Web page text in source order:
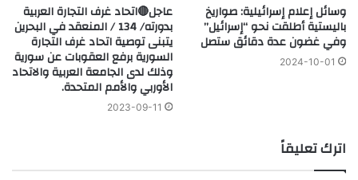
وسائل إعلام إسرائيلية: صواريخ
باليستية أطلقت نحو “إسرائيل”
وفي غضون عدة دقائق ستصل
2024-10-01
عاجل🔴اتحاد غرف التجارة العربية
بدورته/ 134 / المنعقد في البحرين
يتبنى توصية اتحاد غرف التجارة
السورية برفع العقوبات عن سورية
وذلك لدى الجامعة العربية والاتحاد
الأوربي والأمم المتحدة.
2023-09-11
اترك تعليقاً